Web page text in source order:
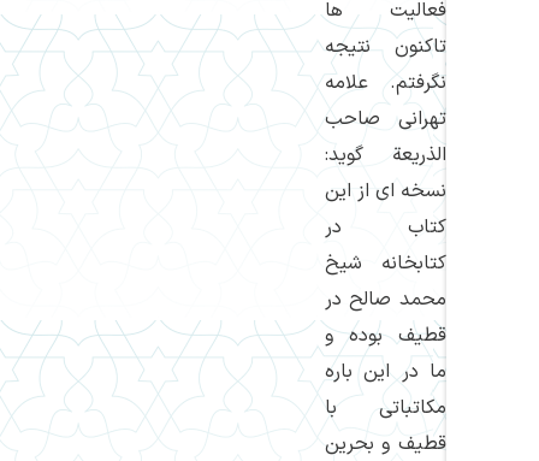
فعالیت ها
تاكنون نتیجه
نگرفتم. علامه
تهرانی صاحب
الذریعة گوید:
نسخه ای از این
كتاب در
كتابخانه شیخ
محمد صالح در
قطیف بوده و
ما در این باره
مكاتباتی با
قطیف و بحرین